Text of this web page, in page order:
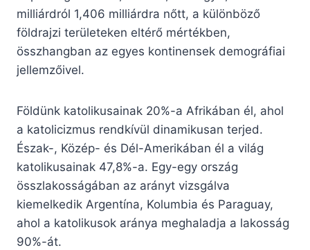
milliárdról 1,406 milliárdra nőtt, a különböző
földrajzi területeken eltérő mértékben,
összhangban az egyes kontinensek demográfiai
jellemzőivel.
Földünk katolikusainak 20%-a Afrikában él, ahol
a katolicizmus rendkívül dinamikusan terjed.
Észak-, Közép- és Dél-Amerikában él a világ
katolikusainak 47,8%-a. Egy-egy ország
összlakosságában az arányt vizsgálva
kiemelkedik Argentína, Kolumbia és Paraguay,
ahol a katolikusok aránya meghaladja a lakosság
90%-át.